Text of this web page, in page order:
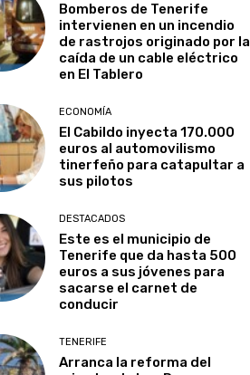
Bomberos de Tenerife
intervienen en un incendio
de rastrojos originado por la
caída de un cable eléctrico
en El Tablero
ECONOMÍA
El Cabildo inyecta 170.000
euros al automovilismo
tinerfeño para catapultar a
sus pilotos
DESTACADOS
Este es el municipio de
Tenerife que da hasta 500
euros a sus jóvenes para
sacarse el carnet de
conducir
TENERIFE
Arranca la reforma del